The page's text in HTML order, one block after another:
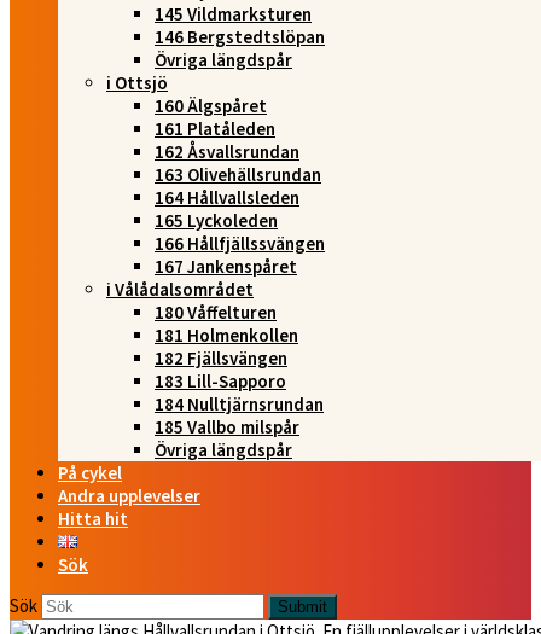
145 Vildmarksturen
146 Bergstedtslöpan
Övriga längdspår
i Ottsjö
160 Älgspåret
161 Platåleden
162 Åsvallsrundan
163 Olivehällsrundan
164 Hållvallsleden
165 Lyckoleden
166 Hållfjällssvängen
167 Jankenspåret
i Vålådalsområdet
180 Våffelturen
181 Holmenkollen
182 Fjällsvängen
183 Lill-Sapporo
184 Nulltjärnsrundan
185 Vallbo milspår
Övriga längdspår
På cykel
Andra upplevelser
Hitta hit
Sök
Sök
Submit